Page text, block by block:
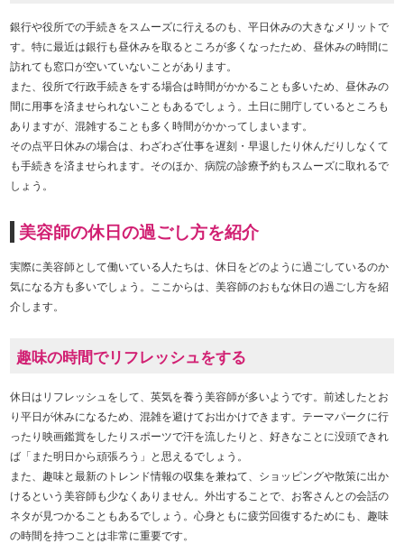
銀行や役所での手続きをスムーズに行えるのも、平日休みの大きなメリットで
す。特に最近は銀行も昼休みを取るところが多くなったため、昼休みの時間に
訪れても窓口が空いていないことがあります。
また、役所で行政手続きをする場合は時間がかかることも多いため、昼休みの
間に用事を済ませられないこともあるでしょう。土日に開庁しているところも
ありますが、混雑することも多く時間がかかってしまいます。
その点平日休みの場合は、わざわざ仕事を遅刻・早退したり休んだりしなくて
も手続きを済ませられます。そのほか、病院の診療予約もスムーズに取れるで
しょう。
美容師の休日の過ごし方を紹介
実際に美容師として働いている人たちは、休日をどのように過ごしているのか
気になる方も多いでしょう。ここからは、美容師のおもな休日の過ごし方を紹
介します。
趣味の時間でリフレッシュをする
休日はリフレッシュをして、英気を養う美容師が多いようです。前述したとお
り平日が休みになるため、混雑を避けてお出かけできます。テーマパークに行
ったり映画鑑賞をしたりスポーツで汗を流したりと、好きなことに没頭できれ
ば「また明日から頑張ろう」と思えるでしょう。
また、趣味と最新のトレンド情報の収集を兼ねて、ショッピングや散策に出か
けるという美容師も少なくありません。外出することで、お客さんとの会話の
ネタが見つかることもあるでしょう。心身ともに疲労回復するためにも、趣味
の時間を持つことは非常に重要です。